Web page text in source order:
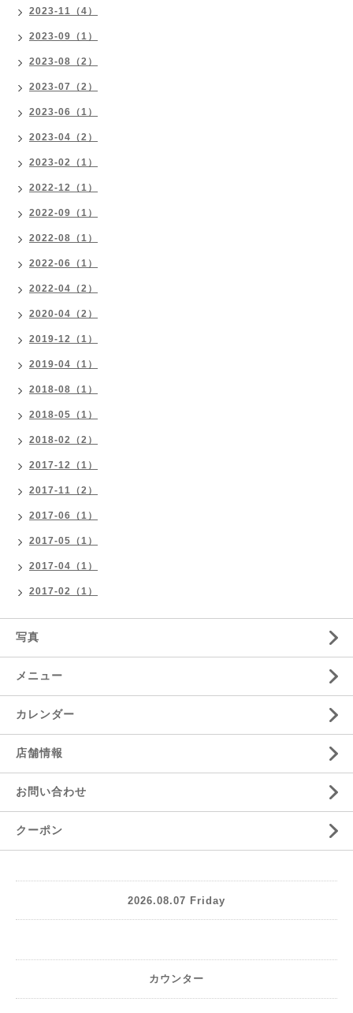
2023-11（4）
2023-09（1）
2023-08（2）
2023-07（2）
2023-06（1）
2023-04（2）
2023-02（1）
2022-12（1）
2022-09（1）
2022-08（1）
2022-06（1）
2022-04（2）
2020-04（2）
2019-12（1）
2019-04（1）
2018-08（1）
2018-05（1）
2018-02（2）
2017-12（1）
2017-11（2）
2017-06（1）
2017-05（1）
2017-04（1）
2017-02（1）
写真
メニュー
カレンダー
店舗情報
お問い合わせ
クーポン
2026.08.07 Friday
カウンター